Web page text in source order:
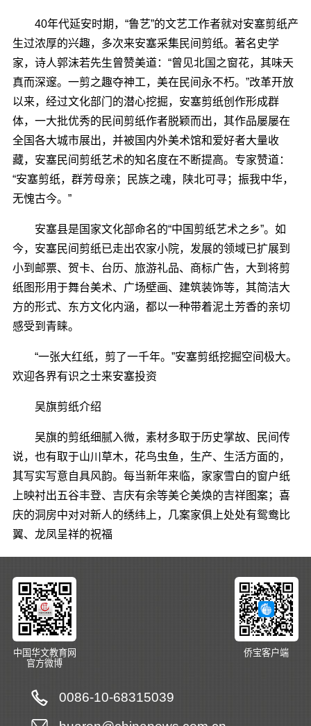
40年代延安时期，“鲁艺”的文艺工作者就对安塞剪纸产
生过浓厚的兴趣，多次来安塞采集民间剪纸。著名史学
家，诗人郭沫若先生曾赞美道：“曾见北国之窗花，其味天
真而深邃。一剪之趣夺神工，美在民间永不朽。”改革开放
以来，经过文化部门的潜心挖掘，安塞剪纸创作形成群
体，一大批优秀的民间剪纸作者脱颖而出，其作品屡屡在
全国各大城市展出，并被国内外美术馆和爱好者大量收
藏，安塞民间剪纸艺术的知名度在不断提高。专家赞道：
“安塞剪纸，群芳母亲；民族之魂，陕北可寻；振我中华，
无愧古今。”
安塞县是国家文化部命名的“中国剪纸艺术之乡”。如
今，安塞民间剪纸已走出农家小院，发展的领域已扩展到
小到邮票、贺卡、台历、旅游礼品、商标广告，大到将剪
纸图形用于舞台美术、广场壁画、建筑装饰等，其简洁大
方的形式、东方文化内涵，都以一种带着泥土芳香的亲切
感受到青睐。
“一张大红纸，剪了一千年。”安塞剪纸挖掘空间极大。
欢迎各界有识之士来安塞投资
吴旗剪纸介绍
吴旗的剪纸细腻入微，素材多取于历史掌故、民间传
说，也有取于山川草木，花鸟虫鱼，生产、生活方面的，
其写实写意自具风韵。每当新年来临，家家雪白的窗户纸
上映衬出五谷丰登、吉庆有余等美仑美焕的吉祥图案；喜
庆的洞房中对对新人的绣纬上，几案家俱上处处有鸳鸯比
翼、龙凤呈祥的祝福
中国华文教育网
官方微博
侨宝客户端
0086-10-68315039